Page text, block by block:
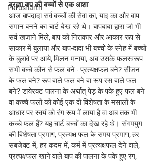
Purusharth
ब्रह्मा बाप की बच्चों से एक आशा
आज बापदादा सर्व बच्चों की सेवा का, याद का और बाप
समान बनने का चार्ट देख रहे थे। बापदादा द्वारा जो भी
सर्व खजाने मिले, बाप को निराकार और आकार रूप से
साकार में बुलाया और बाप-दादा भी बच्चो के स्नेह में बच्चों
के बुलावे पर आये, मिलन मनाया, अब उसके फलस्वरूप
सभी बच्चे कौन से फल बने - प्रत्यक्षफल बने? सीजन
के फल बने? रूप वाले फल बने वा रूप रस वाले फल
बने? डायेरक्ट पालना के अर्थात् पेड़ के पके हुए फल बने
वा कच्चे फलों को कोई एक दो विशेषता के मसालों के
आधार पर स्वयं को रंग रूप में लाया है वा अब तक भी
कच्चे फल हैं? यह चार्ट बच्चों का देख रहे थे। संगमयुग
की विशेषता प्रमाण, प्रत्यक्ष फल के समय प्रमाण, हर
सबजेक्ट में, हर कदम में, कर्म में प्रत्यक्षफल देने वाले,
प्रत्यक्षफल खाने वाले बाप की पालना के पके हुए रंग,